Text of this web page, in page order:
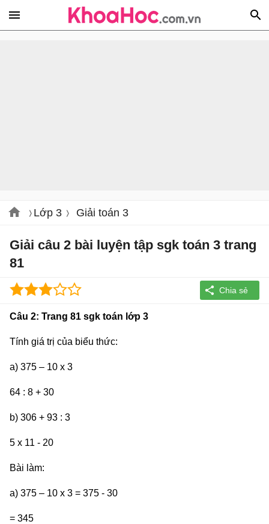
Lớp 3 Giải toán 3
Giải câu 2 bài luyện tập sgk toán 3 trang
81
Câu 2: Trang 81 sgk toán lớp 3
Tính giá trị của biểu thức:
a) 375 – 10 x 3
64 : 8 + 30
b) 306 + 93 : 3
5 x 11 - 20
Bài làm:
a) 375 – 10 x 3 = 375 - 30
= 345